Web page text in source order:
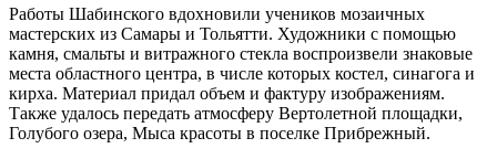
на 950 тысяч рублей
09.08.2026 | 16:38
Из-за непогоды в Тольятти усилили работу аварийных служб
09.08.2026 | 15:35
Где в Самаре приведут в порядок газоны 9 августа: список
адресов
09.08.2026 | 15:31
Работы Шабинского вдохновили учеников мозаичных
мастерских из Самары и Тольятти. Художники с помощью
камня, смальты и витражного стекла воспроизвели знаковые
места областного центра, в числе которых костел, синагога и
кирха. Материал придал объем и фактуру изображениям.
Также удалось передать атмосферу Вертолетной площадки,
Голубого озера, Мыса красоты в поселке Прибрежный.